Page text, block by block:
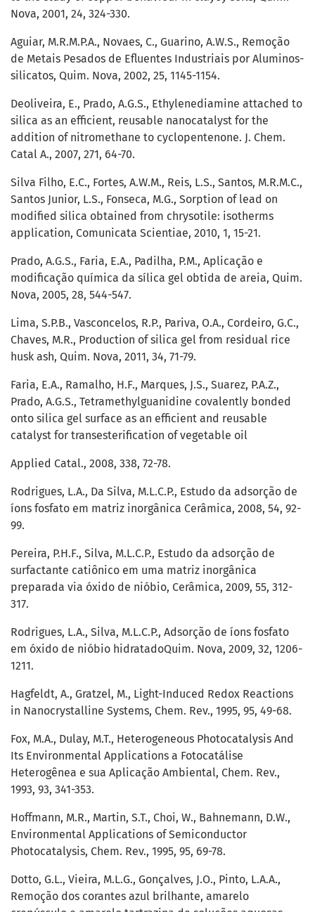
Nova, 2001, 24, 324-330.
Aguiar, M.R.M.P.A., Novaes, C., Guarino, A.W.S., Remoção
de Metais Pesados de Efluentes Industriais por Aluminos-
silicatos, Quim. Nova, 2002, 25, 1145-1154.
Deoliveira, E., Prado, A.G.S., Ethylenediamine attached to
silica as an efficient, reusable nanocatalyst for the
addition of nitromethane to cyclopentenone. J. Chem.
Catal A., 2007, 271, 64-70.
Silva Filho, E.C., Fortes, A.W.M., Reis, L.S., Santos, M.R.M.C.,
Santos Junior, L.S., Fonseca, M.G., Sorption of lead on
modified silica obtained from chrysotile: isotherms
application, Comunicata Scientiae, 2010, 1, 15-21.
Prado, A.G.S., Faria, E.A., Padilha, P.M., Aplicação e
modificação química da sílica gel obtida de areia, Quim.
Nova, 2005, 28, 544-547.
Lima, S.P.B., Vasconcelos, R.P., Pariva, O.A., Cordeiro, G.C.,
Chaves, M.R., Production of silica gel from residual rice
husk ash, Quim. Nova, 2011, 34, 71-79.
Faria, E.A., Ramalho, H.F., Marques, J.S., Suarez, P.A.Z.,
Prado, A.G.S., Tetramethylguanidine covalently bonded
onto silica gel surface as an efficient and reusable
catalyst for transesterification of vegetable oil
Applied Catal., 2008, 338, 72-78.
Rodrigues, L.A., Da Silva, M.L.C.P., Estudo da adsorção de
íons fosfato em matriz inorgânica Cerâmica, 2008, 54, 92-
99.
Pereira, P.H.F., Silva, M.L.C.P., Estudo da adsorção de
surfactante catiônico em uma matriz inorgânica
preparada via óxido de nióbio, Cerâmica, 2009, 55, 312-
317.
Rodrigues, L.A., Silva, M.L.C.P., Adsorção de íons fosfato
em óxido de nióbio hidratadoQuim. Nova, 2009, 32, 1206-
1211.
Hagfeldt, A., Gratzel, M., Light-Induced Redox Reactions
in Nanocrystalline Systems, Chem. Rev., 1995, 95, 49-68.
Fox, M.A., Dulay, M.T., Heterogeneous Photocatalysis And
Its Environmental Applications a Fotocatálise
Heterogênea e sua Aplicação Ambiental, Chem. Rev.,
1993, 93, 341-353.
Hoffmann, M.R., Martin, S.T., Choi, W., Bahnemann, D.W.,
Environmental Applications of Semiconductor
Photocatalysis, Chem. Rev., 1995, 95, 69-78.
Dotto, G.L., Vieira, M.L.G., Gonçalves, J.O., Pinto, L.A.A.,
Remoção dos corantes azul brilhante, amarelo